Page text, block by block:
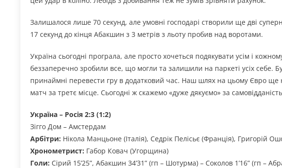
Залишалося лише 70 секунд, але умовні господарі створили ще дві
17 секунд до кінця Абакшин з 3 метрів з льоту пробив над воротами.
Україна сьогодні програла, але просто хочеться подякувати усім і
беззаперечно зробили все, що могли та залишили на паркеті усіх себе.
принаймні перевести гру в додатковий час. Наш шлях на цьому Євро ще
матч за третє місце. Сьогодні ж скажемо «дуже дякуємо» за
Україна – Росія 2:3 (1:2)
Зігго Дом – Амстердам
Арбітри: Нікола Манцьоне (Італія), Седрік Пелісьє (Франція), Григорій
Хронометрист: Габор Ковач (Угорщина)
Голи: Сірий 15’25”, Абакшин 34’31” (гп – Шотурма) – Соколов 1’16” (гп –